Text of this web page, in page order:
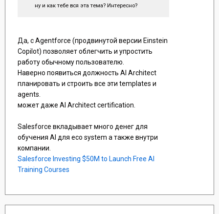
ну и как тебе вся эта тема? Интересно?
Да, с Agentforce (продвинутой версии Einstein
Copilot) позволяет облегчить и упростить
работу обычному пользователю.
Наверно появиться должность AI Architect
планировать и строить все эти templates и
agents.
может даже AI Architect certification.
Salesforce вкладывает много денег для
обучения AI для eco system а также внутри
компании.
Salesforce Investing $50M to Launch Free AI
Training Courses